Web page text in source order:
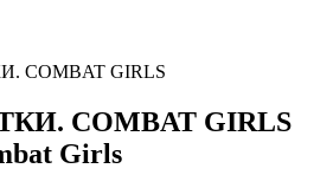
COMBAT GIRLS
COMBAT GIRLS
Girls